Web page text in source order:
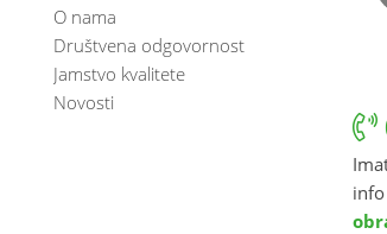
O nama
Društvena odgovornost
Jamstvo kvalitete
Novosti